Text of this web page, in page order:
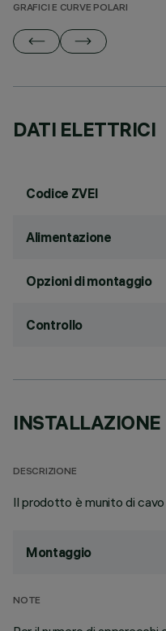
GRAFICI E CURVE POLARI
DATI ELETTRICI
Codice ZVEI
Alimentazione
Opzioni di montaggio
Controllo
INSTALLAZIONE
DESCRIZIONE
Il prodotto è munito di
Montaggio
NOTE